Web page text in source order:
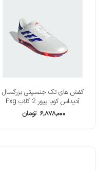
کفش های تک جنسیتی بزرگسال
آدیداس کوپا پیور 2 کلاب Fxg
۶,۸۷۸,۰۰۰ تومان